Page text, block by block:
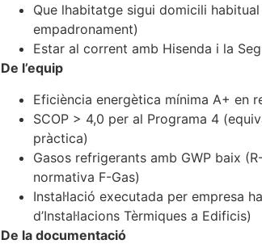
Que lhabitatge sigui domicili
empadronament)
Estar al corrent amb Hisenda i la
De l’equip
Eficiència energètica mínima A+ en
SCOP > 4,0 per al Programa 4
pràctica)
Gasos refrigerants amb GWP baix
normativa F-Gas)
Instal·lació executada per empresa
d’Instal·lacions Tèrmiques a Edificis)
De la documentació